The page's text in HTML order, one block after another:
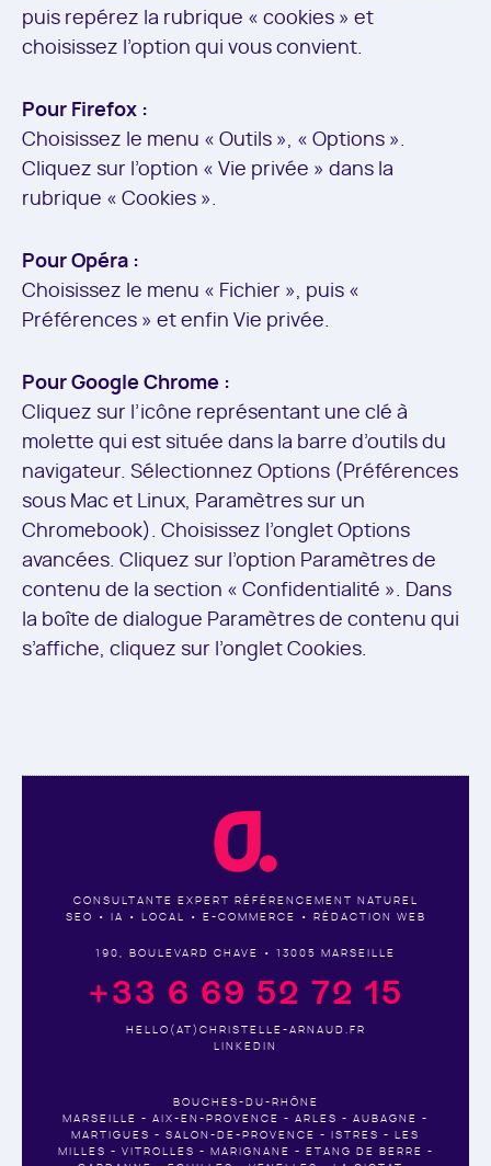
puis repérez la rubrique « cookies » et
choisissez l’option qui vous convient.
Pour Firefox :
Choisissez le menu « Outils », « Options ».
Cliquez sur l’option « Vie privée » dans la
rubrique « Cookies ».
Pour Opéra :
Choisissez le menu « Fichier », puis «
Préférences » et enfin Vie privée.
Pour Google Chrome :
Cliquez sur l’icône représentant une clé à
molette qui est située dans la barre d’outils du
navigateur. Sélectionnez Options (Préférences
sous Mac et Linux, Paramètres sur un
Chromebook). Choisissez l’onglet Options
avancées. Cliquez sur l’option Paramètres de
contenu de la section « Confidentialité ». Dans
la boîte de dialogue Paramètres de contenu qui
s’affiche, cliquez sur l’onglet Cookies.
CONSULTANTE EXPERT RÉFÉRENCEMENT NATUREL
SEO • IA • LOCAL • E-COMMERCE • RÉDACTION WEB
190, BOULEVARD CHAVE • 13005 MARSEILLE
+33 6 69 52 72 15
HELLO(AT)CHRISTELLE-ARNAUD.FR
LINKEDIN
BOUCHES-DU-RHÔNE
MARSEILLE - AIX-EN-PROVENCE - ARLES - AUBAGNE -
MARTIGUES - SALON-DE-PROVENCE - ISTRES - LES
MILLES - VITROLLES - MARIGNANE - ETANG DE BERRE -